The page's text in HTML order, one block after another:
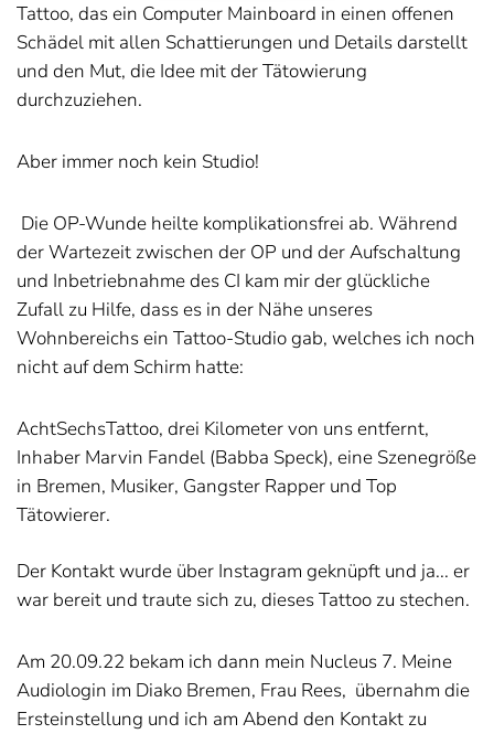
Tattoo, das ein Computer Mainboard in einen offenen
Schädel mit allen Schattierungen und Details darstellt
und den Mut, die Idee mit der Tätowierung
durchzuziehen.
Aber immer noch kein Studio!
Die OP-Wunde heilte komplikationsfrei ab. Während
der Wartezeit zwischen der OP und der Aufschaltung
und Inbetriebnahme des CI kam mir der glückliche
Zufall zu Hilfe, dass es in der Nähe unseres
Wohnbereichs ein Tattoo-Studio gab, welches ich noch
nicht auf dem Schirm hatte:
AchtSechsTattoo, drei Kilometer von uns entfernt,
Inhaber Marvin Fandel (Babba Speck), eine Szenegröße
in Bremen, Musiker, Gangster Rapper und Top
Tätowierer.
Der Kontakt wurde über Instagram geknüpft und ja... er
war bereit und traute sich zu, dieses Tattoo zu stechen.
Am 20.09.22 bekam ich dann mein Nucleus 7. Meine
Audiologin im Diako Bremen, Frau Rees, übernahm die
Ersteinstellung und ich am Abend den Kontakt zu